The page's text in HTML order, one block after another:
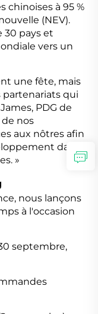
chinoises à 95 %
(NEV).
pays et
vers un
une fête, mais
partenariats qui
PDG de
nos
aux nôtres afin
dans
»
nous lançons
à l'occasion
septembre,